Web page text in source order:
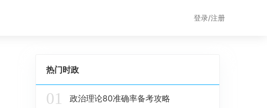
登录/注册
热门时政
01 政治理论80准确率备考攻略